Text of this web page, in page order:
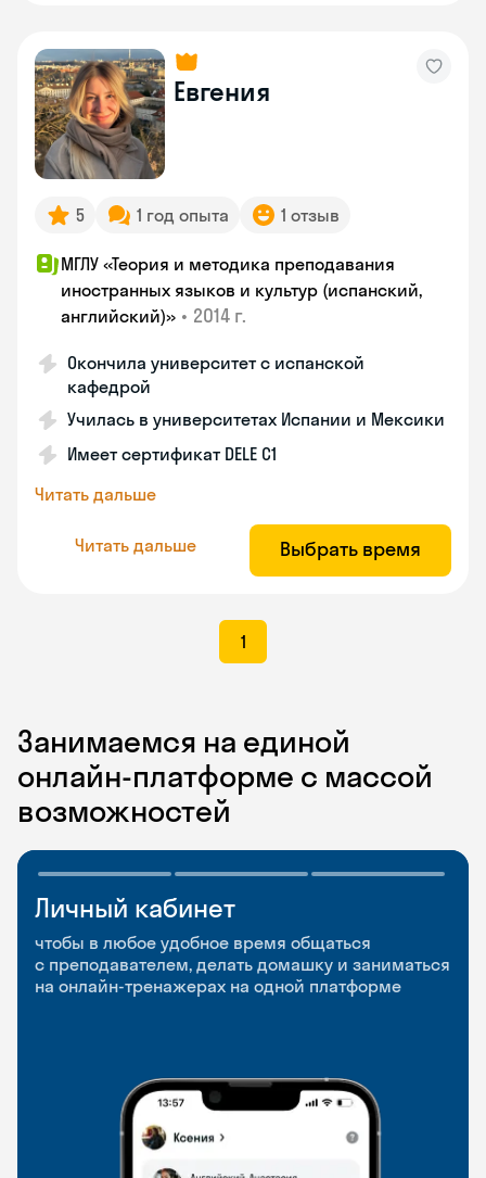
Евгения
5 1 год опыта 1 отзыв
МГЛУ «Теория и методика преподавания
иностранных языков и культур (испанский,
английский)» • 2014 г.
Окончила университет с испанской
кафедрой
Училась в университетах Испании и Мексики
Имеет сертификат DELE C1
Читать дальше
Читать дальше Выбрать время
1
Занимаемся на единой
онлайн-платформе с массой
возможностей
Личный кабинет
чтобы в любое удобное время общаться
с преподавателем, делать домашку и заниматься
на онлайн-тренажерах на одной платформе
Мобильное
приложение
чтобы заниматься и изучать новые слова где
и когда удобно
Разговорные клубы
и Talks
Групповые занятия для разговорной практики
и индивидуальные встречи с преподавателями